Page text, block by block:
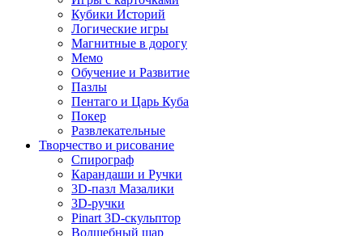
Кубики Историй
Логические игры
Магнитные в дорогу
Мемо
Обучение и Развитие
Пазлы
Пентаго и Царь Куба
Покер
Развлекательные
Творчество и рисование
Спирограф
Карандаши и Ручки
3D-пазл Мазалики
3D-ручки
Pinart 3D-скульптор
Волшебный шар